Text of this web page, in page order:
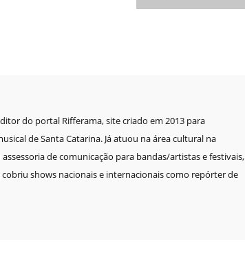
do portal Rifferama, site criado em 2013 para
de Santa Catarina. Já atuou na área cultural na
de comunicação para bandas/artistas e festivais,
shows nacionais e internacionais como repórter de